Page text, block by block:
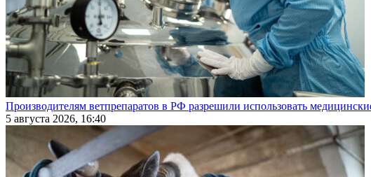
Производителям ветпрепаратов в РФ разрешили использовать
5 августа 2026, 16:40